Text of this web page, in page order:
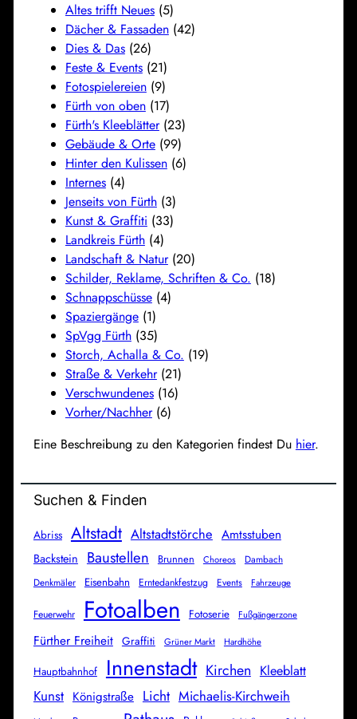
Altes trifft Neues(5)
Dächer & Fassaden(42)
Dies & Das(26)
Feste & Events(21)
Fotospielereien(9)
Fürth von oben(17)
Fürth's Kleeblätter(23)
Gebäude & Orte(99)
Hinter den Kulissen(6)
Internes(4)
Jenseits von Fürth(3)
Kunst & Graffiti (33)
Landkreis Fürth(4)
Landschaft & Natur(20)
Schilder, Reklame, Schriften & Co. (18)
Schnappschüsse(4)
Spaziergänge(1)
SpVgg Fürth(35)
Storch, Achalla & Co. (19)
Straße & Verkehr(21)
Verschwundenes(16)
Vorher/Nachher(6)
Eine Beschreibung zu den Kategorien findest Du hier.
Suchen & Finden
Abriss Altstadt Altstadtstörche Amtsstuben
Backstein Baustellen Brunnen Choreos
Dambach
Denkmäler
Eisenbahn Erntedankfestzug Events Fahrzeuge
Feuerwehr Fotoalben Fotoserie Fußgängerzone
Fürther Freiheit Graffiti Grüner Markt Hardhöhe
Hauptbahnhof Innenstadt Kirchen Kleeblatt
Kunst Königstraße Licht Michaelis-Kirchweih